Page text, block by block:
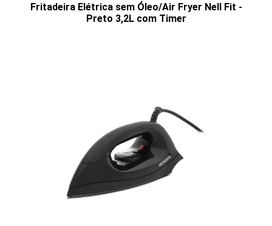
Fritadeira Elétrica sem Óleo/Air Fryer Nell Fit -
Preto 3,2L com Timer